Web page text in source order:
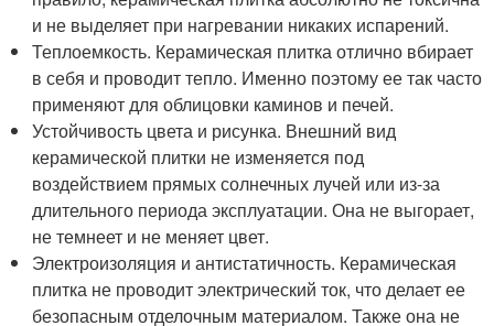
и не выделяет при нагревании никаких испарений.
Теплоемкость. Керамическая плитка отлично вбирает
в себя и проводит тепло. Именно поэтому ее так часто
применяют для облицовки каминов и печей.
Устойчивость цвета и рисунка. Внешний вид
керамической плитки не изменяется под
воздействием прямых солнечных лучей или из-за
длительного периода эксплуатации. Она не выгорает,
не темнеет и не меняет цвет.
Электроизоляция и антистатичность. Керамическая
плитка не проводит электрический ток, что делает ее
безопасным отделочным материалом. Также она не